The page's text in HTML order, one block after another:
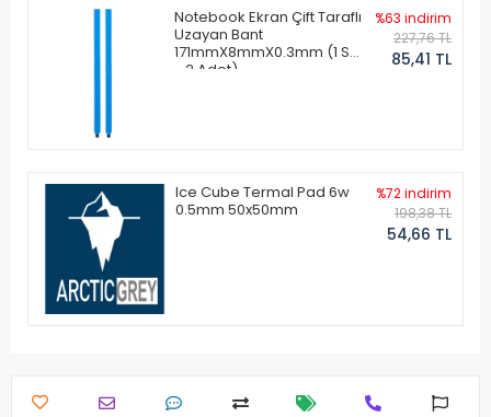
Notebook Ekran Çift Taraflı
Uzayan Bant
171mmX8mmX0.3mm (1 Set
- 2 Adet)
%63 indirim
227,76 TL
85,41 TL
Ice Cube Termal Pad 6w
0.5mm 50x50mm
%72 indirim
198,38 TL
54,66 TL